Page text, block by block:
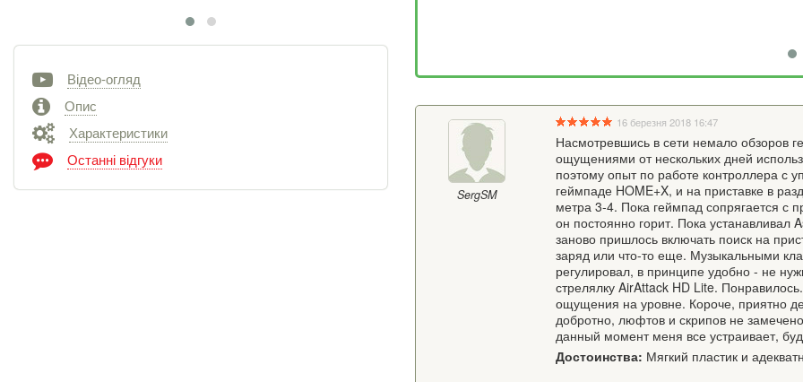
Відео-огляд
Опис
Характеристики
Останні відгуки
SergSM
16 березня 2018 16:47
Насмотревшись в сети немало обзоров
ощущениями от нескольких дней
поэтому опыт по работе контроллера с
геймпаде HOME+X, и на приставке в
метра 3-4. Пока геймпад сопрягается с
он постоянно горит. Пока устанавливал
заново пришлось включать поиск на
заряд или что-то еще. Музыкальными
регулировал, в принципе удобно - не
стрелялку AirAttack HD Lite.
ощущения на уровне. Короче, приятно
добротно, люфтов и скрипов не
данный момент меня все устраивает,
Достоинства: Мягкий пластик и